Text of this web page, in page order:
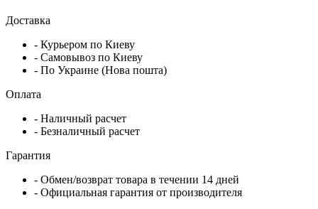
Доставка
- Курьером по Киеву
- Самовывоз по Киеву
- По Украине (Нова пошта)
Оплата
- Наличный расчет
- Безналичный расчет
Гарантия
- Обмен/возврат товара в течении 14 дней
- Официальная гарантия от производителя